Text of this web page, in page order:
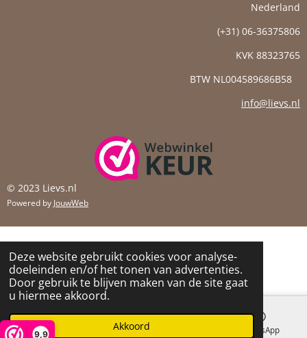
Deze website gebruikt cookies voor analyse-
doeleinden en/of het tonen van advertenties.
Door gebruik te blijven maken van de site gaat
u hiermee akkoord.
Akkoord
9,9
Nederland
(+31) 06-36375806
KVK 88323765
BTW NL004589686B58
info@lievs.nl
© 2023 Lievs.nl
Powered by JouwWeb
E-mailadres Instagram WhatsApp